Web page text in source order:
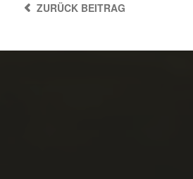
ZURÜCKBEITRAG